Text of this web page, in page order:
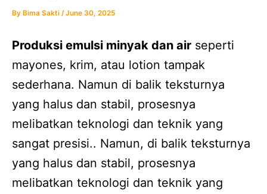
By Bima Sakti /June 30, 2025
Produksi emulsi minyak dan air seperti
mayones, krim, atau lotion tampak
sederhana. Namun di balik teksturnya
yang halus dan stabil, prosesnya
melibatkan teknologi dan teknik yang
sangat presisi.. Namun, di balik teksturnya
yang halus dan stabil, prosesnya
melibatkan teknologi dan teknik yang